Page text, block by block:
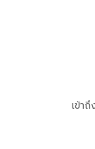
เข้า